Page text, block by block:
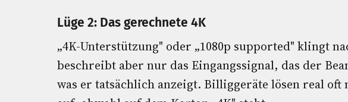
Lüge 2: Das gerechnete 4K
„4K-Unterstützung" oder „1080p supported" klingt
beschreibt aber nur das Eingangssignal, das der
was er tatsächlich anzeigt. Billiggeräte lösen real oft